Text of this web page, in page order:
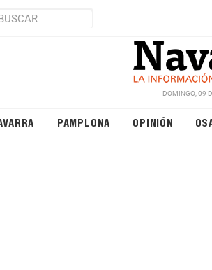
DOMINGO, 09
PAMPLONA OPINIÓN